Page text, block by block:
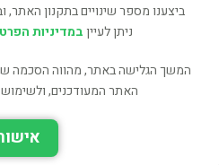
הקדשת המחבר\המתרגם
ביצענו מספר שינויים בתקנון האתר,
ניתן לעייןבמדיניות
המשך הגלישה באתר, מהווה הסכמה
האתר המעודכנים,